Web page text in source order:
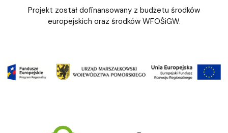
Projekt został dofinansowany z budżetu środków
europejskich oraz środków WFOŚiGW.